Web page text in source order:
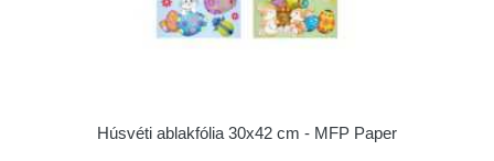
Húsvéti ablakfólia 30x42 cm - MFP Paper